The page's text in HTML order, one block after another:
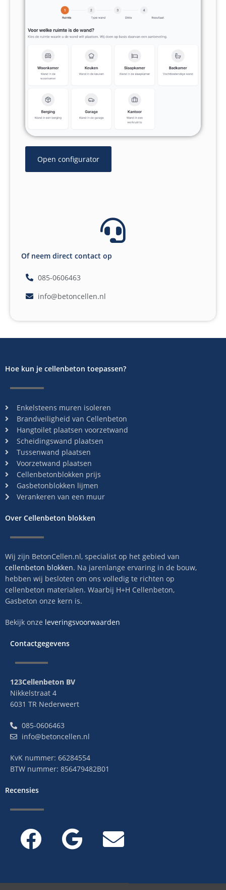
Open configurator
Of neem direct contact op
085-0606463
info@betoncellen.nl
Hoe kun je cellenbeton toepassen?
Enkelsteens muren isoleren
Brandveiligheid van Cellenbeton
Hangtoilet plaatsen voorzetwand
Scheidingswand plaatsen
Tussenwand plaatsen
Voorzetwand plaatsen
Cellenbetonblokken prijs
Gasbetonblokken lijmen
Verankeren van een muur
Over Cellenbeton blokken
Wij zijn BetonCellen.nl, specialist op het gebied van
cellenbeton blokken. Na jarenlange ervaring in de bouw,
hebben wij besloten om ons volledig te richten op
cellenbeton materialen. Waarbij H+H Cellenbeton,
Gasbeton onze kern is.
Bekijk onze leveringsvoorwaarden
Contactgegevens
123Cellenbeton BV
Nikkelstraat 4
6031 TR Nederweert
085-0606463
info@betoncellen.nl
KvK nummer: 66284554
BTW nummer: 856479482B01
Recensies